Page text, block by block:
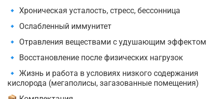
🔹 Хроническая усталость, стресс, бессонница
🔹 Ослабленный иммунитет
🔹 Отравления веществами с удушающим эффектом
🔹 Восстановление после физических нагрузок
🔹 Жизнь и работа в условиях низкого содержания
кислорода (мегаполисы, загазованные помещения)